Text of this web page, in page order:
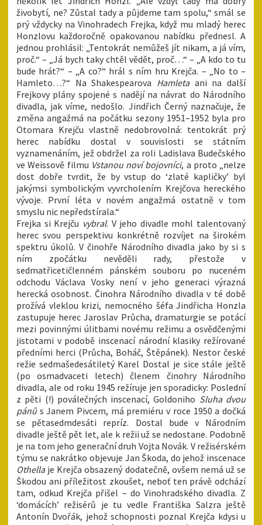
živobytí, ne? Zůstal tady a půjdeme tam spolu,“ smál se
prý vždycky na Vinohradech Frejka, když mu mladý herec
Honzlovu každoročně opakovanou nabídku přednesl. A
jednou prohlásil: „Tentokrát nemůžeš jít nikam, a já vím,
proč.“ – „Já bych taky chtěl vědět, proč…“ – „A kdo to tu
bude hrát?“ – „A co?“ hrál s ním hru Krejča. – „No to –
Hamleto…?“ Na Shakespearova Hamleta ani na další
Frejkovy plány spojené s nadějí na návrat do Národního
divadla, jak víme, nedošlo. Jindřich Černý naznačuje, že
změna angažmá na počátku sezony 1951–1952 byla pro
Otomara Krejču vlastně nedobrovolná: tentokrát prý
herec nabídku dostal v souvislosti se státním
vyznamenáním, jež obdržel za roli Ladislava Budečského
ve Weissově filmu Vstanou noví bojovníci, a proto „nelze
dost dobře tvrdit, že by vstup do ‘zlaté kapličky’ byl
jakýmsi symbolickým vyvrcholením Krejčova hereckého
vývoje. První léta v novém angažmá ostatně v tom
smyslu nic nepředstírala.“
Frejka si Krejču vybral. V jeho divadle mohl talentovaný
herec svou perspektivu konkrétně rozvíjet na širokém
spektru úkolů. V činohře Národního divadla jako by si s
ním zpočátku nevěděli rady, přestože v
sedmatřicetičlenném pánském souboru po nuceném
odchodu Václava Vosky není v jeho generaci výrazná
herecká osobnost. Činohra Národního divadla v té době
prožívá vleklou krizi, nemocného šéfa Jindřicha Honzla
zastupuje herec Jaroslav Průcha, dramaturgie se potácí
mezi povinnými úlitbami novému režimu a osvědčenými
jistotami v podobě inscenací národní klasiky režírované
předními herci (Průcha, Boháč, Štěpánek). Nestor české
režie sedmašedesátiletý Karel Dostal je sice stále ještě
(po osmadvaceti letech) členem činohry Národního
divadla, ale od roku 1945 režíruje jen sporadicky: Poslední
z pěti (!) poválečných inscenací, Goldoniho Sluha dvou
pánůs Janem Pivcem, má premiéru v roce 1950 a dočká
se pětasedmdesáti repríz. Dostal bude v Národním
divadle ještě pět let, ale k režii už se nedostane. Podobně
je na tom jeho generační druh Vojta Novák. V režisérském
týmu se nakrátko objevuje Jan Škoda, do jehož inscenace
Othellaje Krejča obsazený dodatečně, ovšem nemá už se
Škodou ani příležitost zkoušet, neboť ten právě odchází
tam, odkud Krejča přišel – do Vinohradského divadla. Z
‘domácích’ režisérů je tu vedle Františka Salzra ještě
Antonín Dvořák, jehož schopnosti poznal Krejča kdysi u